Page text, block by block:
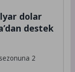
dolar
destek
2